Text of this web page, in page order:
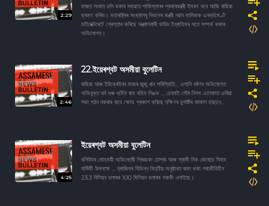
2:29
মাজত সংঘাত চলি থকাৰ সময়তে পাকিস্তানৰ প্ৰধানমন্ত্ৰী ইমৰণ খনে আজি ৰাছিয়া
ভ্ৰমণ কৰিব। মহাৰাষ্ট্ৰৰ সংখ্যালঘূ বিভাগৰ মন্ত্ৰী নৱাব মালিকক এনফৰ্চমেণ্ট
ডাইৰেক্টৰেটে গ্ৰেপ্তাৰ কৰিছে সন্ত্ৰাসবাদী ডাউড ইব্ৰাহিমৰ সতে সম্পৰ্ক থকাৰ
অভিযোগত।
2:46
22.ইয়েৰশ্বট অসমীয়া বুলেটিন
ৰাছিয়া আৰু ইউক্ৰেইনৰ মাজৰ জুজু ধান পৰিস্থিতি... এলানি ধৰ্ষণৰ অভিযোগত
অভিযুক্ত ধৰ্ম গুৰু গুৰ্মিত ৰাম ৰহিম সিঙক ... চেন্নাই পৌৰ নিগম এলেকাত এৰিয়া
সভা গঠন নকৰাৰ বাবে ক্ষোভ প্ৰকাশ কৰিছে দক্ষিণৰ চুপাৰ্ষ্টাৰ কামাল হাছানে..
4:25
ইয়েৰশ্বট অসমীয়া বুলেটিন
বলিউডৰ মোহময়ী অভিনেত্ৰী প্ৰিয়ংকা চোপ্ৰা আৰু স্বামী নিক জোনাচে বিবাহ
বাৰ্ষিকী উপলক্ষে ... ব্ৰাজিলৰ বিভিন্ন বিত্তীয় অনুষ্ঠানত জমা থকা গৰাকীবিহীন
23.3 বিলিয়ন ডলাৰৰ 100 মিলিয়ন ডলাৰৰ গৰাকী ওলাইছে।